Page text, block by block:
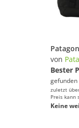
von
Bester
gefunden
zuletzt
Preis kann
Keine